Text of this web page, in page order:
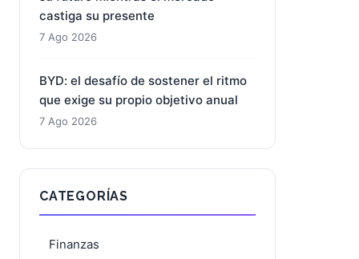
Nvidia: el pulso entre la euforia por
el ecosistema y la prudencia de los
insiders
Micron: la memoria que vende todo
su futuro mientras el mercado
castiga su presente
7 Ago 2026
BYD: el desafío de sostener el ritmo